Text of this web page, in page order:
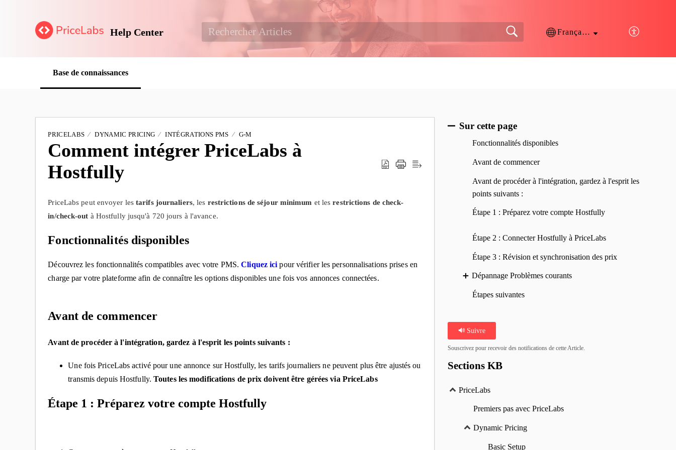
Help Center Français (France)
Base de connaissances
PRICELABS DYNAMIC PRICING INTÉGRATIONS PMS G-M
Comment intégrer PriceLabs à
Hostfully
PriceLabs peut envoyer lestarifs journaliers, les restrictions de séjour minimum et lesrestrictions de check-
in/check-out à Hostfully jusqu'à 720 jours à l'avance.
Fonctionnalités disponibles
Découvrez les fonctionnalités compatibles avec votre PMS.Cliquez ici pour vérifier les personnalisations prises en
charge par votre plateforme afin de connaître les options disponibles une fois vos annonces connectées.
Avant de commencer
Avant de procéder à l'intégration, gardez à l'esprit les points suivants :
Une fois PriceLabs activé pour une annonce sur Hostfully, les tarifs journaliers ne peuvent plus être ajustés ou
transmis depuis Hostfully.Toutes les modifications de prix doivent être gérées via PriceLabs
Étape 1 : Préparez votre compte Hostfully
Sur cette page
Fonctionnalités disponibles
Avant de commencer
Avant de procéder à l'intégration, gardez à l'esprit les
points suivants :
Étape 1 : Préparez votre compte Hostfully
Étape 2 : Connecter Hostfully à PriceLabs
Étape 3 : Révision et synchronisation des prix
Dépannage Problèmes courants
Étapes suivantes
Suivre
Souscrivez pour recevoir des notifications de cette Article.
Sections KB
PriceLabs
Premiers pas avec PriceLabs
Dynamic Pricing
Basic Setup